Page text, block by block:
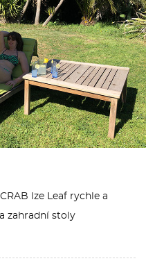
lze Leaf rychle a
zahradní stoly